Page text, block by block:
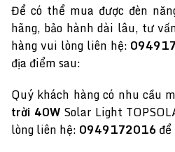
Để có thể mua được đèn
hãng, bảo hành dài lâu, tư
hàng vui lòng liên hệ:
địa điểm sau:
Quý khách hàng có nhu cầu
trời 40WSolar Light
lòng liên hệ: 0949172016